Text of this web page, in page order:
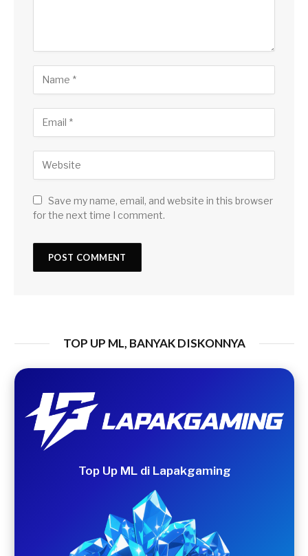
Save my name, email, and website in this browser
for the next time I comment.
TOP UP ML, BANYAK DISKONNYA
Top Up ML di Lapakgaming